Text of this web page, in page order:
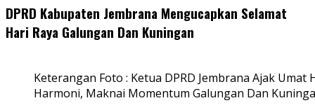
DPRD Kabupaten Jembrana Mengucapkan Selamat
Hari Raya Galungan Dan Kuningan
Keterangan Foto : Ketua DPRD Jembrana Ajak
Harmoni, Maknai Momentum Galungan Dan